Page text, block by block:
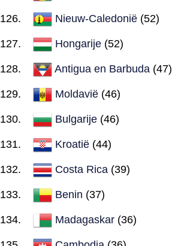
Nieuw-Caledonië (52)
Hongarije (52)
Antigua en Barbuda (47)
Moldavië (46)
Bulgarije (46)
Kroatië (44)
Costa Rica (39)
Benin (37)
Madagaskar (36)